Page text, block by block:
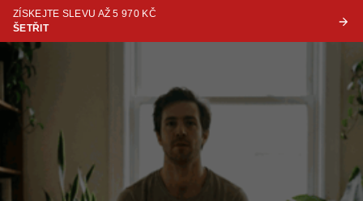
ZÍSKEJTE SLEVU AŽ 5 970 KČ
ŠETŘIT